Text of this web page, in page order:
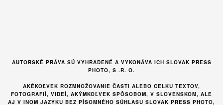
AUTORSKÉ PRÁVA SÚ VYHRADENÉ A VYKONÁVA ICH SLOVAK PRESS
PHOTO, S .R. O.
AKÉKOĽVEK ROZMNOŽOVANIE ČASTI ALEBO CELKU TEXTOV,
FOTOGRAFIÍ, VIDEÍ, AKÝMKOĽVEK SPÔSOBOM, V SLOVENSKOM, ALE
AJ V INOM JAZYKU BEZ PÍSOMNÉHO SÚHLASU SLOVAK PRESS PHOTO,